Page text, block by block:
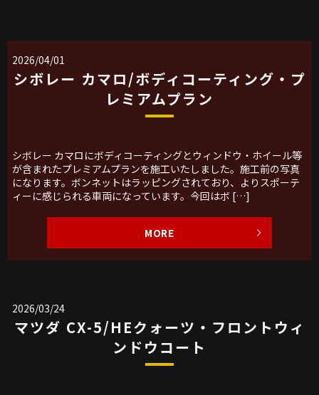
2026/04/01
シボレー カマロ/ボディコーティング・プ
レミアムプラン
シボレー カマロにボディコーティングとウィンドウ・ホイール等
が含まれたプレミアムプランを施工いたしました。施工前の写真
になります。ボンネットはラッピングされており、よりスポーテ
ィーに感じられる車両になっています。今回はボ […]
MORE
2026/03/24
マツダ CX-5/HEクォーツ・フロントウィ
ンドウコート